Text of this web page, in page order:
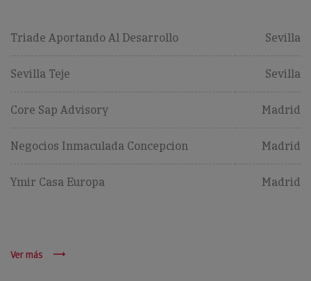
Triade Aportando Al Desarrollo Sevilla
Sevilla Teje Sevilla
Core Sap Advisory Madrid
Negocios Inmaculada Concepcion Madrid
Ymir Casa Europa Madrid
Ver más